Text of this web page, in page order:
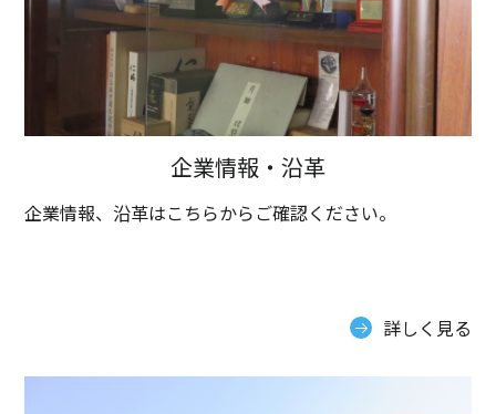
企業情報・沿革
企業情報、沿革はこちらからご確認ください。
詳しく見る